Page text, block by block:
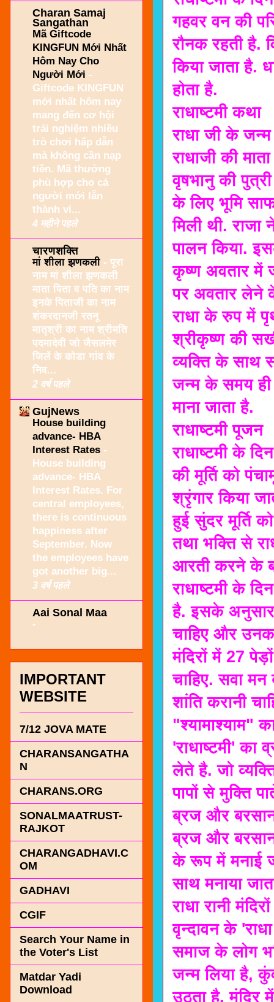
गहवर वन की
रौनक रहती है.
किया जाता है.
होता है.
राधाष्टमी कथा
राधा जी के
राधाजी की
वृषभानु की
के लिए भूमि
मिली थी.
पालन किया.
कृष्ण अवतार में
पर अवतार लेने
राधा के रुप में
श्रीकृष्ण की
व्यक्ति के साथ
जन्म के समय ही
माना जाता है.
राधाष्टमी पूजन
राधाष्टमी के
की मूर्ति को
श्रृंगार किया
हुई सुंदर मूर्ति
तथा भक्ति से
आरती करने के
राधाष्टमी के
है. इसके अनुसार
चाहिए और
मंदिरों में 27
चाहिए. सवा
शांति करानी
"श्यामाश्याम"
'राधाष्टमी'
लेते है. जो
पापों से मुक्ति
ब्रज और
ब्रज और
के रूप में मनाई
साथ मनाया
राधा रानी
वृन्दावन के
समाज के लोग
जन्म लिया है,
उठता है. मंदिर में
Charan Samaj
Sangathan
Mã Giftcode
KINGFUN Mới Nhất
Hôm Nay Cho
Người Mới -
Giftcode KINGFUN
mới nhất hôm nay
mang đến cơ hội
trải nghiệm nhiều
trò chơi hấp dẫn
mà không cần nạp
tiền. Mã thưởng
phù hợp cho cả
người mới lẫn
thành vi...
4 महीने पहले
चारणशक्ति
मां शीला झणकली - पूरा
नाम मां शीला झणकली
माता पिता व पति का नाम
इनके पिताजी का नाम
शंकरदानजी रतनू
मातृश्री का नाम श्रीमति
पदमादेवी जो जैसलमेर
जिलें के कोडा गांव के
निव...
2 वर्ष पहले
GujNews
House building
advance- HBA
Interest Rates -
House building
advance- HBA
Interest Rates. For
central employees,
there is continuous
happiness after
September. Now
the employees have
got another big...
3 वर्ष पहले
Aai Sonal Maa
-
IMPORTANT
WEBSITE
7/12 JOVA MATE
CHARANSANGATHA
N
CHARANS.ORG
SONALMAATRUST-
RAJKOT
CHARANGADHAVI.C
OM
GADHAVI
CGIF
Search Your Name in
the Voter's List
Matdar Yadi
Download